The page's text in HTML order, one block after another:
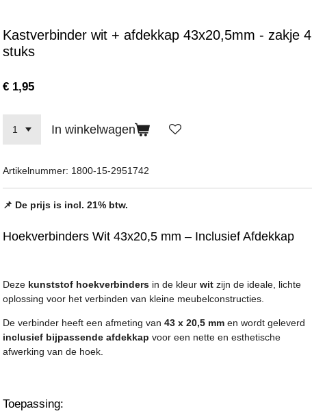
Kastverbinder wit + afdekkap 43x20,5mm - zakje 4
stuks
€ 1,95
In winkelwagen
Artikelnummer: 1800-15-2951742
📌 De prijs is incl. 21% btw.
Hoekverbinders Wit 43x20,5 mm – Inclusief Afdekkap
Deze kunststof hoekverbinders in de kleur wit zijn de ideale, lichte
oplossing voor het verbinden van kleine meubelconstructies.
De verbinder heeft een afmeting van 43 x 20,5 mm en wordt geleverd
inclusief bijpassende afdekkap voor een nette en esthetische
afwerking van de hoek.
Toepassing: